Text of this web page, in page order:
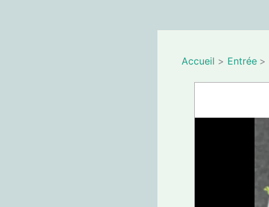
Accueil Entrée